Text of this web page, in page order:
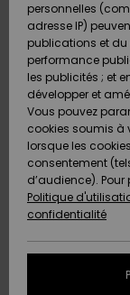
SNOW
OUTLET
AIDE &
CONTACT
MAGASINS
QUIKSILVER
personnelles
adresse IP)
publications et du
performance
les publicités ; et
développer et
Vous pouvez
cookies soumis à
lorsque les
consentement
d’audience).
Politique
confidentialité